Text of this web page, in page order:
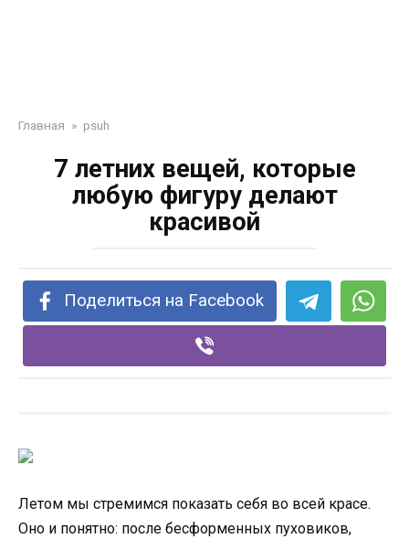
Главная » psuh
7 летних вещей, которые
любую фигуру делают
красивой
Поделиться на Facebook
Летом мы стремимся показать себя во всей красе.
Оно и понятно: после бесформенных пуховиков,